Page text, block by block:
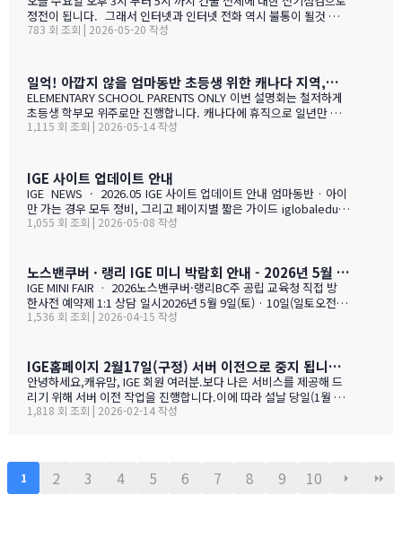
정전이 됩니다. 그래서 인터넷과 인터넷 전화 역시 불통이 될것 입니
다. PC로 사용 하는 카카오톡 역시 불통이 될것 입니다. 전화,카카오
내드리겟습니다.
783 회 조회 | 2026-05-20 작성
일억! 아깝지 않을 엄마동반 초등생 위한 캐나다 지역,학교 선택 설명회 5월28(목)
ELEMENTARY SCHOOL PARENTS ONLY 이번 설명회는 철저하게
초등생 학부모 위주로만 진행합니다. 캐나다에 휴직으로 일년만 가
야 하는 가족, 초등생 영어교육 · 북미체험 · 가족 휴식을 위해 캐나
1,115 회 조회 | 2026-05-14 작성
IGE 사이트 업데이트 안내
IGE NEWS · 2026.05 IGE 사이트 업데이트 안내 엄마동반 · 아이
만 가는 경우 모두 정비, 그리고 페이지별 짧은 가이드 iglobaleduca
tion.org 가 새로 업데이트되었습니다. 이번에는 "엄마동반"과 "아
학비 + 2베드 기준 렌트비 + 자녀 한 명 기준 생활비를 모두 합친 1년
예산을 교육청별로 비교해 보실 수 있습니다. 추천 사립학교와 유학
맘들의 리얼한 후기도 같은 페이지에 함께 모았습니다. 자녀가 혼자
가는 경우, 홈스테이·보딩스쿨·관리형 세 가지 형태를 한 …
1,055 회 조회 | 2026-05-08 작성
노스밴쿠버 · 랭리 IGE 미니 박람회 안내 - 2026년 5월 9일(토) · 10일(일)
IGE MINI FAIR · 2026노스밴쿠버·랭리BC주 공립 교육청 직접 방
한사전 예약제 1:1 상담 일시2026년 5월 9일(토) · 10일(일토오전 1
1시 — 오후 3시장소IGE 도곡동 사무실서울시 강남구 언주로 201, 2
가등록 폼으로 이동합니다SECTION 01 · 방한 교육청노스밴쿠버
교육청NORTH VANCOUVER · SD 44 밴쿠버 다운타운에서 Lions
Gate Bridge를 건너면 20분 내로 도착하는 근교 주거 중심 지역입
니다. 산·바다·숲이 어우러진 자연환경과, 밴쿠버 메트로 지역 중 가
1,536 회 조회 | 2026-04-15 작성
IGE홈페이지 2월17일(구정) 서버 이전으로 중지 됩니다.- 이해 부탁 드리며
안녕하세요,캐유맘, IGE 회원 여러분.보다 나은 서비스를 제공해 드
리기 위해 서버 이전 작업을 진행합니다.이에 따라 설날 당일(1월 29
일) 오전 중 IGE 홈페이지(iglobaleducation.org) 접속이 일시적으
GE (I Global Education)
1,818 회 조회 | 2026-02-14 작성
1 2 3 4 5 6 7 8 9 10